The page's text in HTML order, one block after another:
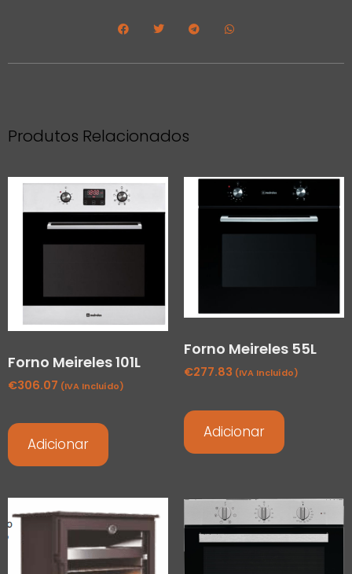
Produtos Relacionados
Forno Meireles 101L
€306.07 (IVA Incluído)
Adicionar
Forno Meireles 55L
€277.83 (IVA Incluído)
Adicionar